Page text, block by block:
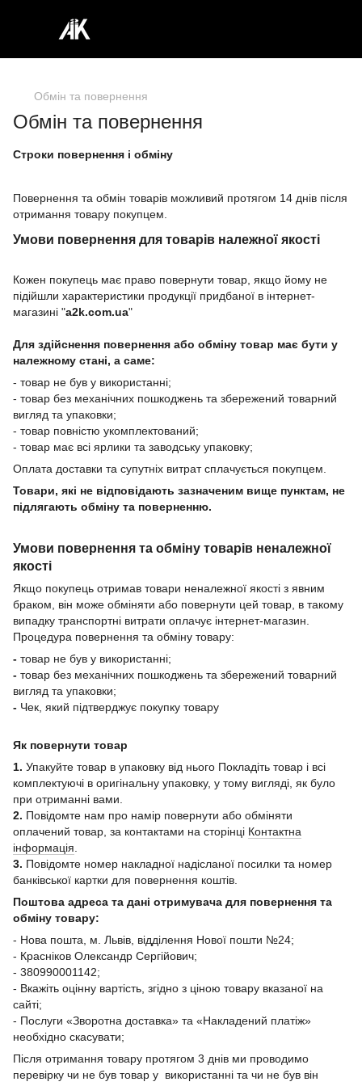
Обмін та повернення
Обмін та повернення
Строки повернення і обміну
Повернення та обмін товарів можливий протягом 14 днів після
отримання товару покупцем.
Умови повернення для товарів належної якості
Кожен покупець має право повернути товар, якщо йому не
підійшли характеристики продукції придбаної в інтернет-
магазині "a2k.com.ua"
Для здійснення повернення або обміну товар має бути у
належному стані, а саме:
- товар не був у використанні;
- товар без механічних пошкоджень та збережений товарний
вигляд та упаковки;
- товар повністю укомплектований;
- товар має всі ярлики та заводську упаковку;
Оплата доставки та супутніх витрат сплачується покупцем.
Товари, які не відповідають зазначеним вище пунктам, не
підлягають обміну та поверненню.
Умови повернення та обміну товарів неналежної
якості
Якщо покупець отримав товари неналежної якості з явним
браком, він може обміняти або повернути цей товар, в такому
випадку транспортні витрати оплачує інтернет-магазин.
Процедура повернення та обміну товару:
- товар не був у використанні;
- товар без механічних пошкоджень та збережений товарний
вигляд та упаковки;
- Чек, який підтверджує покупку товару
Як повернути товар
1. Упакуйте товар в упаковку від нього Покладіть товар і всі
комплектуючі в оригінальну упаковку, у тому вигляді, як було
при отриманні вами.
2. Повідомте нам про намір повернути або обміняти
оплачений товар, за контактами на сторінці Контактна
інформація
3. Повідомте номер накладної надісланої посилки та номер
банківської картки для повернення коштів.
Поштова адреса та дані отримувача для повернення та
обміну товару:
- Нова пошта, м. Львів, відділення Нової пошти №24;
- Красніков Олександр Сергійович;
- 380990001142;
- Вкажіть оцінну вартість, згідно з ціною товару вказаної на
сайті;
- Послуги «Зворотна доставка» та «Накладений платіж»
необхідно скасувати;
Після отримання товару протягом 3 днів ми проводимо
перевірку чи не був товар у використанні та чи не був він